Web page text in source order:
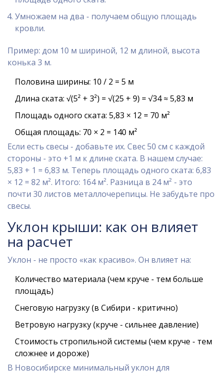
Умножаем на два - получаем общую площадь
кровли.
Пример: дом 10 м шириной, 12 м длиной, высота
конька 3 м.
Половина ширины: 10 / 2 = 5 м
Длина ската: √(5² + 3²) = √(25 + 9) = √34 ≈ 5,83 м
Площадь одного ската: 5,83 × 12 = 70 м²
Общая площадь: 70 × 2 = 140 м²
Если есть свесы - добавьте их. Свес 50 см с каждой
стороны - это +1 м к длине ската. В нашем случае:
5,83 + 1 = 6,83 м. Теперь площадь одного ската: 6,83
× 12 = 82 м². Итого: 164 м². Разница в 24 м² - это
почти 30 листов металлочерепицы. Не забудьте про
свесы.
Уклон крыши: как он влияет
на расчет
Уклон - не просто «как красиво». Он влияет на:
Количество материала (чем круче - тем больше
площадь)
Снеговую нагрузку (в Сибири - критично)
Ветровую нагрузку (круче - сильнее давление)
Стоимость стропильной системы (чем круче - тем
сложнее и дороже)
В Новосибирске минимальный уклон для